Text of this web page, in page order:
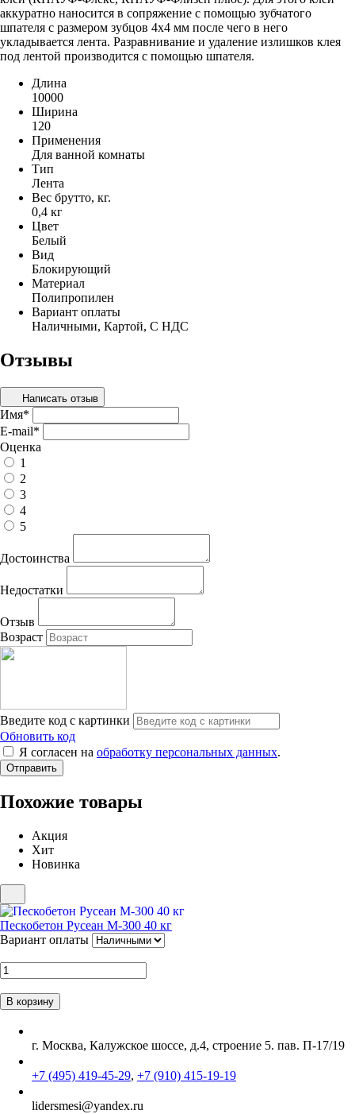
аккуратно наносится в сопряжение с помощью зубчатого
шпателя с размером зубцов 4х4 мм после чего в него
укладывается лента. Разравнивание и удаление излишков клея
под лентой производится с помощью шпателя.
Длина
10000
Ширина
120
Применения
Для ванной комнаты
Тип
Лента
Вес брутто, кг.
0,4 кг
Цвет
Белый
Вид
Блокирующий
Материал
Полипропилен
Вариант оплаты
Наличными, Картой, С НДС
Отзывы
Написать отзыв
Имя*
E-mail*
Оценка
1
2
3
4
5
Достоинства
Недостатки
Отзыв
Возраст
Введите код с картинки
Обновить код
Я согласен на обработку персональных данных.
Похожие товары
Акция
Хит
Новинка
Пескобетон Русеан М-300 40 кг
Вариант оплаты
г. Москва, Калужское шоссе, д.4, строение 5. пав. П-17/19
+7 (495) 419-45-29, +7 (910) 415-19-19
lidersmesi@yandex.ru